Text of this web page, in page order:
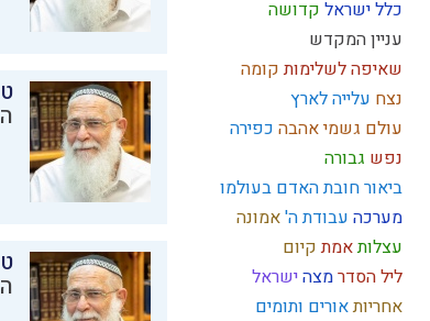
כלל ישראל קדושה
עניין המקדש
שאיפה לשלימותקומה
נצח עלייה לארץ
עולם גשמיאהבה כפירה
נפש גבורה
ביאור חובת האדם בעולמו
מערכה עבודת ה'אמונה
עצלותאמתקיום
ליל הסדרמצהישראל
אחריותאורים ותומים